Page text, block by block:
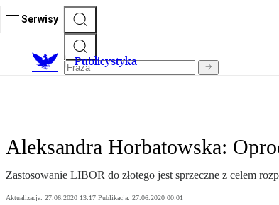
Serwisy
Publicystyka
Aleksandra Horbatowska:
Zastosowanie LIBOR do złotego jest sprzeczne z celem
Aktualizacja: 27.06.2020 13:17 Publikacja: 27.06.2020 00:01